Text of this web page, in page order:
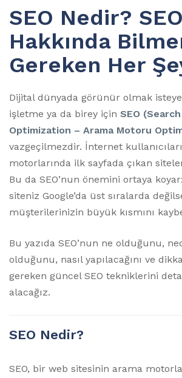
SEO Nedir? SEO
Hakkında
Gereken Her
Dijital dünyada görünür olmak
işletme ya da birey için SEO
Optimization – Arama Motoru
vazgeçilmezdir. İnternet
motorlarında ilk sayfada çıkan
Bu da SEO’nun önemini ortaya
siteniz Google’da üst sıralarda
müşterilerinizin büyük kısmını
Bu yazıda SEO’nun ne olduğunu,
olduğunu, nasıl yapılacağını ve
gereken güncel SEO tekniklerini
alacağız.
SEO Nedir?
SEO, bir web sitesinin arama